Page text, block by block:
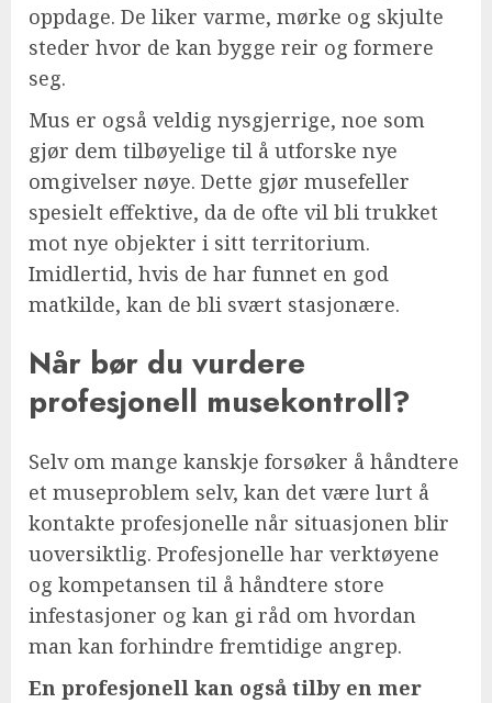
oppdage. De liker varme, mørke og skjulte
steder hvor de kan bygge reir og formere
seg.
Mus er også veldig nysgjerrige, noe som
gjør dem tilbøyelige til å utforske nye
omgivelser nøye. Dette gjør musefeller
spesielt effektive, da de ofte vil bli trukket
mot nye objekter i sitt territorium.
Imidlertid, hvis de har funnet en god
matkilde, kan de bli svært stasjonære.
Når bør du vurdere
profesjonell musekontroll?
Selv om mange kanskje forsøker å håndtere
et museproblem selv, kan det være lurt å
kontakte profesjonelle når situasjonen blir
uoversiktlig. Profesjonelle har verktøyene
og kompetansen til å håndtere store
infestasjoner og kan gi råd om hvordan
man kan forhindre fremtidige angrep.
En profesjonell kan også tilby en mer